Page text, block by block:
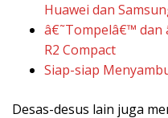
Huawei dan
â€˜Tompelâ€™ dan
R2 Compact
Siap-siap
Desas-desus lain juga